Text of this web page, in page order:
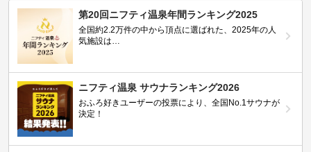
第20回ニフティ温泉年間ランキング2025
全国約2.2万件の中から頂点に選ばれた、2025年の人
気施設は…
ニフティ温泉 サウナランキング2026
おふろ好きユーザーの投票により、全国No.1サウナが
決定！